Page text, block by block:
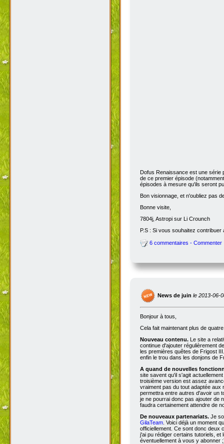
Dofus Renaissance est une série
de ce premier épisode
épisodes à mesure qu'ils seront
Bon visionnage, et n'oubliez pas
Bonne visite,
7804j, Astropi sur Li Crounch
P.S : Si vous souhaitez
6 commentaires - Commenter
News de juin le 2013-06-
Bonjour à tous,
Cela fait maintenant plus de
Nouveau contenu. Le site a
continue d'ajouter régulièrement
les premières quêtes de Frigost
enfin le trou dans les donjons de
A quand de nouvelles
site savent qu'il s'agit
troisième version est assez
vraiment pas du tout adaptée aux
permettra entre autres d'avoir un
je ne pourrai donc pas ajouter de
faudra certainement attendre de
De nouveaux partenariats. Je
GilaTeam . Voici déjà un moment
officiellement. Ce sont donc deux
j'ai pu rédiger certains tutoriels,
éventuellement à vous y abonner